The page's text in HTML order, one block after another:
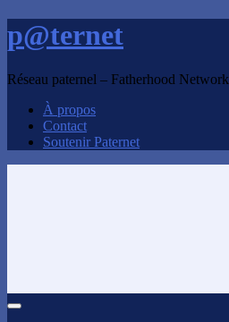
p@ternet
Réseau paternel – Fatherhood Network
À propos
Contact
Soutenir Paternet